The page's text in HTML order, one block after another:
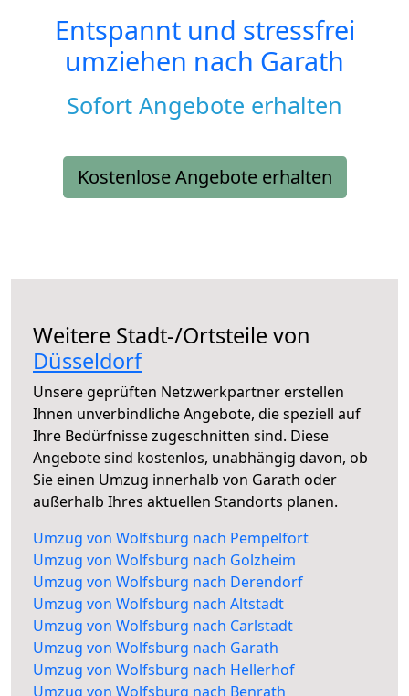
Entspannt und stressfrei
umziehen nach Garath
Sofort Angebote erhalten
Kostenlose Angebote erhalten
Weitere Stadt-/Ortsteile von
Düsseldorf
Unsere geprüften Netzwerkpartner erstellen
Ihnen unverbindliche Angebote, die speziell auf
Ihre Bedürfnisse zugeschnitten sind. Diese
Angebote sind kostenlos, unabhängig davon, ob
Sie einen Umzug innerhalb von Garath oder
außerhalb Ihres aktuellen Standorts planen.
Umzug von Wolfsburg nach Pempelfort
Umzug von Wolfsburg nach Golzheim
Umzug von Wolfsburg nach Derendorf
Umzug von Wolfsburg nach Altstadt
Umzug von Wolfsburg nach Carlstadt
Umzug von Wolfsburg nach Garath
Umzug von Wolfsburg nach Hellerhof
Umzug von Wolfsburg nach Benrath